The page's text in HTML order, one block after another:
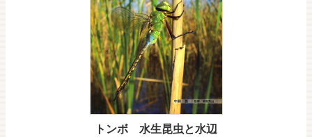
トンボ 水生昆虫と水辺